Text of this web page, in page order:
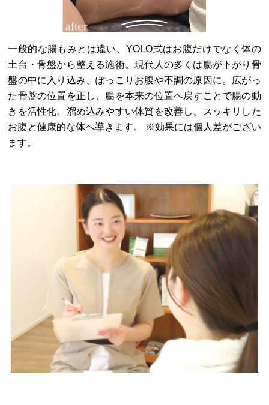
一般的な腸もみとは違い、YOLO式はお腹だけでなく体の
土台・骨盤から整える施術。現代人の多くは腸が下がり骨
盤の中に入り込み、ぽっこりお腹や不調の原因に。広がっ
た骨盤の位置を正し、腸を本来の位置へ戻すことで腸の動
きを活性化。溜め込みやすい体質を改善し、スッキリした
お腹と健康的な体へ導きます。 ※効果には個人差がござい
ます。